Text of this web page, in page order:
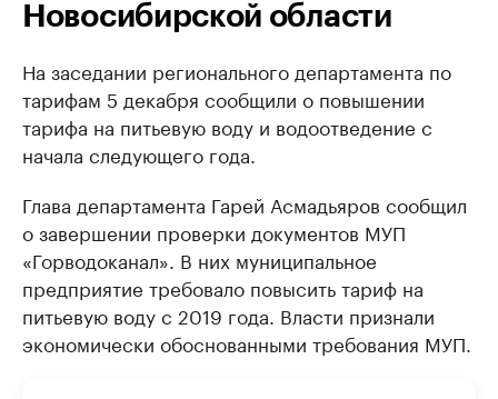
Новосибирской области
На заседании регионального департамента по
тарифам 5 декабря сообщили о повышении
тарифа на питьевую воду и водоотведение с
начала следующего года.
Глава департамента Гарей Асмадьяров сообщил
о завершении проверки документов МУП
«Горводоканал». В них муниципальное
предприятие требовало повысить тариф на
питьевую воду с 2019 года. Власти признали
экономически обоснованными требования МУП.